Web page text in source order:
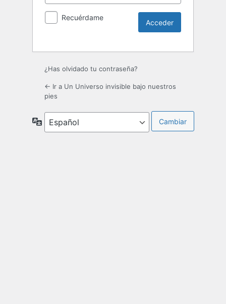
Recuérdame
¿Has olvidado tu contraseña?
← Ir a Un Universo invisible bajo nuestros
pies
Idioma